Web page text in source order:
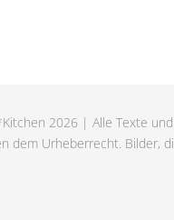
2026 | Alle Texte
dem Urheberrecht. Bilder,